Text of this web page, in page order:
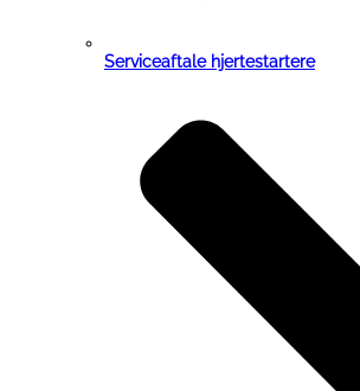
Serviceaftale hjertestartere